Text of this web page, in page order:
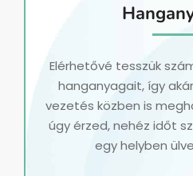
Elérhetővé tesszük
hanganyagait, így
vezetés közben is
úgy érzed, nehéz időt
egy helyben